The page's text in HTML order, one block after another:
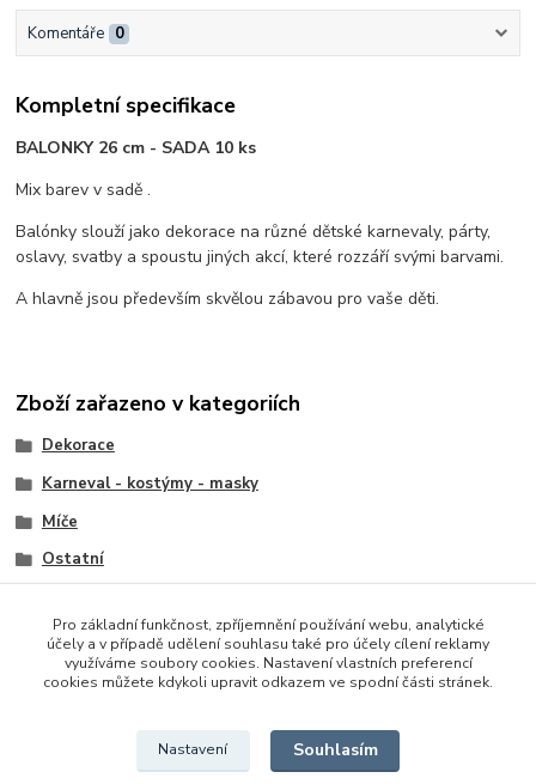
Komentáře 0
Kompletní specifikace
BALONKY 26 cm - SADA 10 ks
Mix barev v sadě .
Balónky slouží jako dekorace na různé dětské karnevaly, párty,
oslavy, svatby a spoustu jiných akcí, které rozzáří svými barvami.
A hlavně jsou především skvělou zábavou pro vaše děti.
Zboží zařazeno v kategoriích
Dekorace
Karneval - kostýmy - masky
Míče
Ostatní
Nafukovací
Ostatní
Pro základní funkčnost, zpříjemnění používání webu, analytické
účely a v případě udělení souhlasu také pro účely cílení reklamy
využíváme soubory cookies. Nastavení vlastních preferencí
cookies můžete kdykoli upravit odkazem ve spodní části stránek.
Nastavení Souhlasím